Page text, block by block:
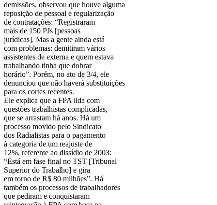
demissões, observou que houve alguma
reposição de pessoal e regularização
de contratações: “Registraram
mais de 150 PJs [pessoas
jurídicas]. Mas a gente ainda está
com problemas: demitiram vários
assistentes de externa e quem estava
trabalhando tinha que dobrar
horário”. Porém, no ato de 3/4, ele
denunciou que não haverá substituições
para os cortes recentes.
Ele explica que a FPA lida com
questões trabalhistas complicadas,
que se arrastam há anos. Há um
processo movido pelo Sindicato
dos Radialistas para o pagamento
à categoria de um reajuste de
12%, referente ao dissídio de 2003:
“Está em fase final no TST [Tribunal
Superior do Trabalho] e gira
em torno de R$ 80 milhões”. Há
também os processos de trabalhadores
que pediram e conquistaram